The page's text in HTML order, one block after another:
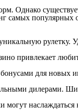
Однако
самых
привлекает
для новых
дилерами.
могут